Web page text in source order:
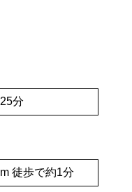
分
徒歩で約1分